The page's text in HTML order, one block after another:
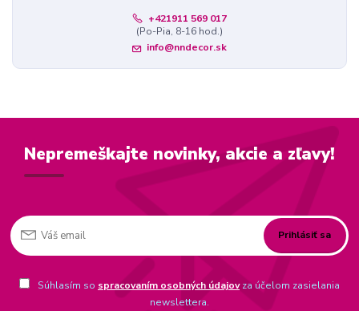
+421911 569 017
(Po-Pia, 8-16 hod.)
info@nndecor.sk
Nepremeškajte novinky, akcie a zľavy!
Prihlásiť sa
Súhlasím so spracovaním osobných údajovza účelom zasielania
newslettera.